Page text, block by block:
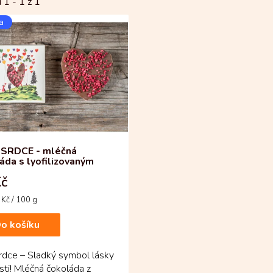
- mléčná
s lyofilizovaným
/ 100 g
košíku
– Sladký symbol lásky
Mléčná čokoláda z